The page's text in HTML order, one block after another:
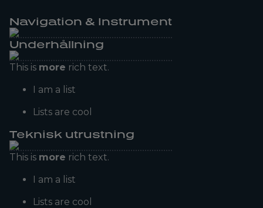
Navigation & Instrument
Underhållning
This is more rich text.
I am a list
Lists are cool
Teknisk utrustning
This is more rich text.
I am a list
Lists are cool